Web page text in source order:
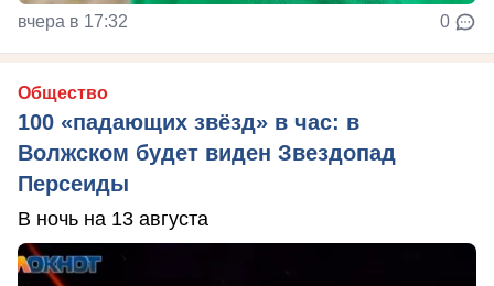
вчера в 17:32 0
Общество
100 «падающих звёзд» в час: в
Волжском будет виден Звездопад
Персеиды
В ночь на 13 августа